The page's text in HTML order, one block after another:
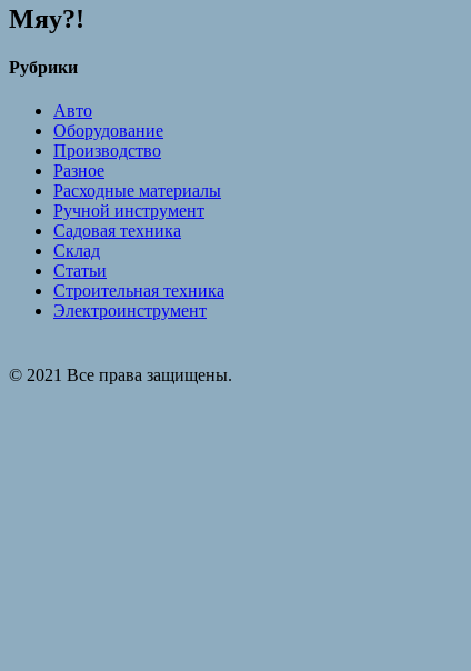
Мяу?!
Рубрики
Авто
Оборудование
Производство
Разное
Расходные материалы
Ручной инструмент
Садовая техника
Склад
Статьи
Строительная техника
Электроинструмент
© 2021 Все права защищены.